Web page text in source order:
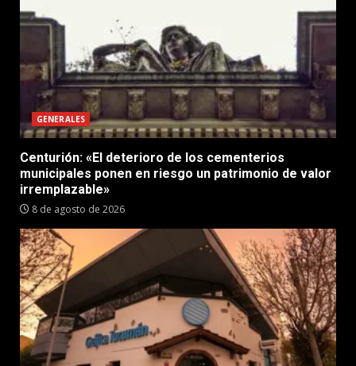
GENERALES
Centurión: «El deterioro de los cementerios
municipales ponen en riesgo un patrimonio de valor
irremplazable»
8 de agosto de 2026